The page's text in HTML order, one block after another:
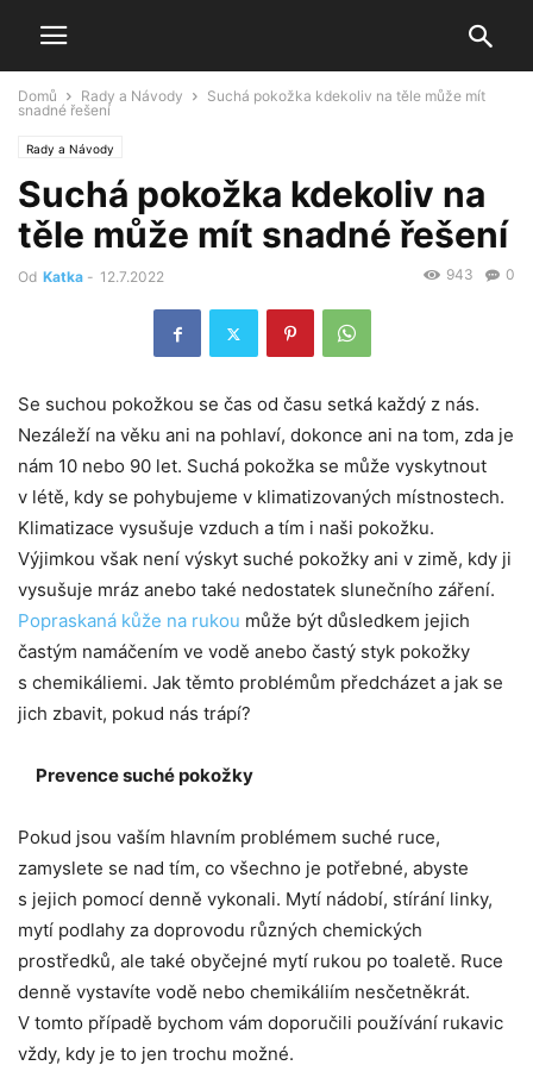
Domů Rady a Návody
Suchá pokožka kdekoliv na těle může mít
snadné řešení
Rady a Návody
Suchá pokožka kdekoliv na
těle může mít snadné řešení
Od Katka - 12.7.2022 0
943
Se suchou pokožkou se čas od času setká každý z nás.
Nezáleží na věku ani na pohlaví, dokonce ani na tom, zda je
nám 10 nebo 90 let. Suchá pokožka se může vyskytnout
v létě, kdy se pohybujeme v klimatizovaných místnostech.
Klimatizace vysušuje vzduch a tím i naši pokožku.
Výjimkou však není výskyt suché pokožky ani v zimě, kdy ji
vysušuje mráz anebo také nedostatek slunečního záření.
Popraskaná kůže na rukou může být důsledkem jejich
častým namáčením ve vodě anebo častý styk pokožky
s chemikáliemi. Jak těmto problémům předcházet a jak se
jich zbavit, pokud nás trápí?
Prevence suché pokožky
Pokud jsou vaším hlavním problémem suché ruce,
zamyslete se nad tím, co všechno je potřebné, abyste
s jejich pomocí denně vykonali. Mytí nádobí, stírání linky,
mytí podlahy za doprovodu různých chemických
prostředků, ale také obyčejné mytí rukou po toaletě. Ruce
denně vystavíte vodě nebo chemikáliím nesčetněkrát.
V tomto případě bychom vám doporučili používání rukavic
vždy, kdy je to jen trochu možné.